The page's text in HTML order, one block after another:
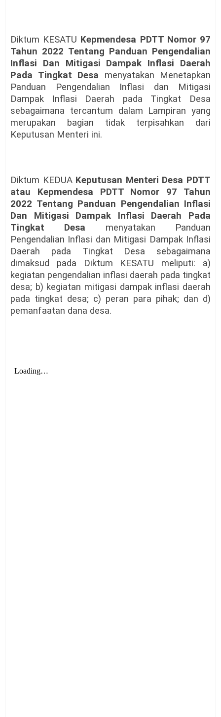
Diktum KESATU Kepmendesa PDTT Nomor 97
Tahun 2022 Tentang Panduan Pengendalian
Inflasi Dan Mitigasi Dampak Inflasi Daerah
Pada Tingkat Desa menyatakan Menetapkan
Panduan Pengendalian Inflasi dan Mitigasi
Dampak Inflasi Daerah pada Tingkat Desa
sebagaimana tercantum dalam Lampiran yang
merupakan bagian tidak terpisahkan dari
Keputusan Menteri ini.
Diktum KEDUA Keputusan Menteri Desa PDTT
atau Kepmendesa PDTT Nomor 97 Tahun
2022 Tentang Panduan Pengendalian Inflasi
Dan Mitigasi Dampak Inflasi Daerah Pada
Tingkat Desa menyatakan Panduan
Pengendalian Inflasi dan Mitigasi Dampak Inflasi
Daerah pada Tingkat Desa sebagaimana
dimaksud pada Diktum KESATU meliputi: a)
kegiatan pengendalian inflasi daerah pada tingkat
desa; b) kegiatan mitigasi dampak inflasi daerah
pada tingkat desa; c) peran para pihak; dan d)
pemanfaatan dana desa.